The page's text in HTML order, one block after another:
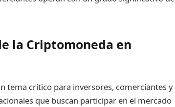
la Criptomoneda en
tema crítico para inversores, comerciantes y
que buscan participar en el mercado